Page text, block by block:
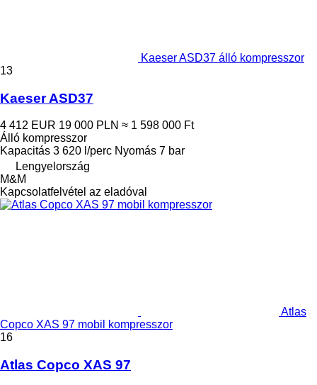
Kaeser ASD37 álló kompresszor
13
Kaeser ASD37
4 412 EUR 19 000 PLN ≈ 1 598 000 Ft
Álló kompresszor
Kapacitás 3 620 l/perc Nyomás 7 bar
Lengyelország
M&M
Kapcsolatfelvétel az eladóval
Atlas
Copco XAS 97 mobil kompresszor
16
Atlas Copco XAS 97